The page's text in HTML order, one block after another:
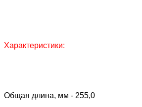
Характеристики:
Общая длина, мм - 255,0